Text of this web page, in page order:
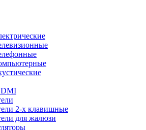
2-х клавишные
для жалюзи